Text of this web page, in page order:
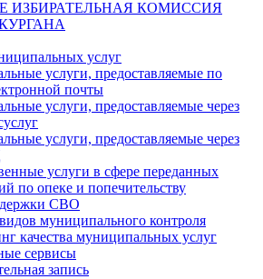
ИЗБИРАТЕЛЬНАЯ КОМИССИЯ
услуг
услуги, предоставляемые по
почты
услуги, предоставляемые через
услуги, предоставляемые через
услуги в сфере переданных
по опеке и попечительству
СВО
муниципального контроля
качества муниципальных услуг
сервисы
запись